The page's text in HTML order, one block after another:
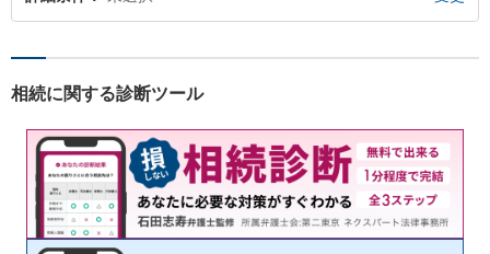
相続に関する診断ツール